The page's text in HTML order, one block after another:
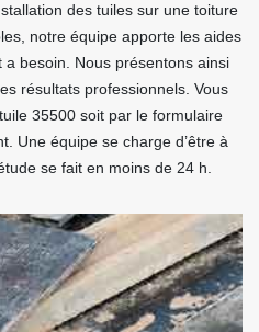
des tuiles sur une toiture
notre équipe apporte les aides
besoin. Nous présentons ainsi
résultats professionnels. Vous
35500 soit par le formulaire
Une équipe se charge d’être à
se fait en moins de 24 h.